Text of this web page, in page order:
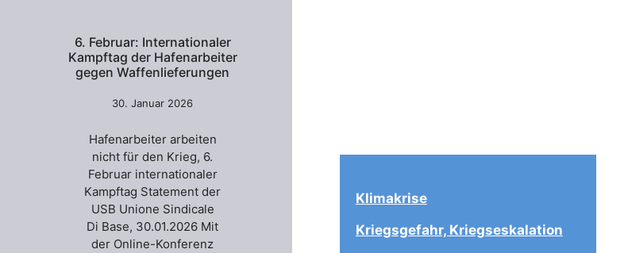
6. Februar: Internationaler
Kampftag der Hafenarbeiter
gegen Waffenlieferungen
30. Januar 2026
Hafenarbeiter arbeiten
nicht für den Krieg, 6.
Februar internationaler
Kampftag Statement der
USB Unione Sindicale
Di Base, 30.01.2026 Mit
der Online-Konferenz
Klimakrise
Kriegsgefahr, Kriegseskalation